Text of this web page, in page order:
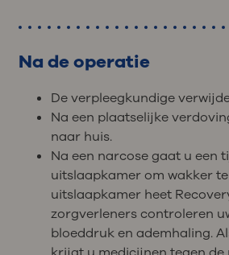
Na de operatie
De verpleegkundige
Na een plaatselijke
naar huis.
Na een narcose gaat u een
uitslaapkamer om wakker
uitslaapkamer heet
zorgverleners controleren
bloeddruk en ademhaling.